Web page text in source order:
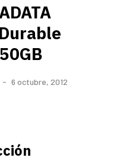
6 octubre, 2012